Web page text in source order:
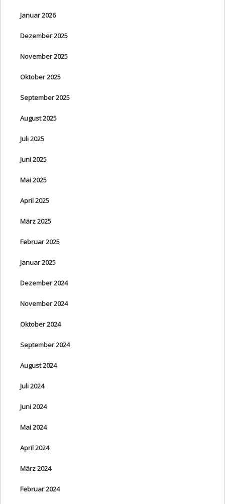
Januar 2026
Dezember 2025
November 2025
Oktober 2025
September 2025
August 2025
Juli 2025
Juni 2025
Mai 2025
April 2025
März 2025
Februar 2025
Januar 2025
Dezember 2024
November 2024
Oktober 2024
September 2024
August 2024
Juli 2024
Juni 2024
Mai 2024
April 2024
März 2024
Februar 2024